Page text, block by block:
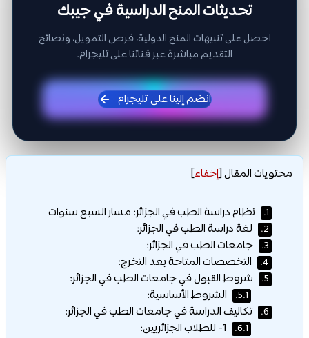
تحديثات المنح الدراسية في جيبك
احصل على تنبيهات المنح الدولية، فرص التمويل، ونصائح
التقديم مباشرة عبر قناتنا على تليجرام.
انضم إلينا على تليجرام
محتويات المقال[إخفاء]
1. نظام دراسة الطب في الجزائر: مسار السبع سنوات
2. لغة دراسة الطب في الجزائر:
3. جامعات الطب في الجزائر:
4. التخصصات المتاحة بعد التخرج:
5. شروط القبول في جامعات الطب في الجزائر:
5.1. الشروط الأساسية:
6. تكاليف الدراسة في جامعات الطب في الجزائر:
6.1.